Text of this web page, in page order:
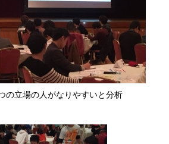
の立場の人がなりやすいと分析